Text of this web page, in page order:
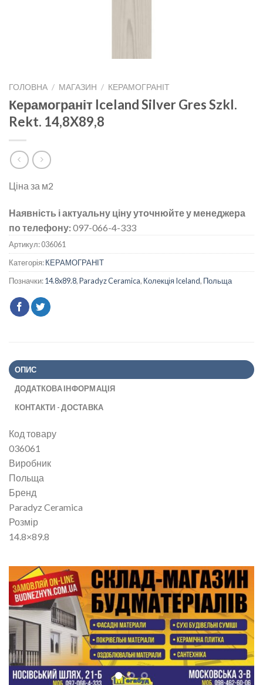
ГОЛОВНА / МАГАЗИН / КЕРАМОГРАНІТ
Керамограніт Iceland Silver Gres Szkl.
Rekt. 14,8X89,8
Ціна за м2
Наявність і актуальну ціну уточнюйте у менеджера
по телефону:097-066-4-333
Артикул:036061
Категорія:КЕРАМОГРАНІТ
Позначки:14.8x89.8,Paradyz Ceramica, Колекція Iceland, Польща
ОПИС
ДОДАТКОВА ІНФОРМАЦІЯ
КОНТАКТИ - ДОСТАВКА
Код товару
036061
Виробник
Польща
Бренд
Paradyz Ceramica
Розмір
14.8×89.8